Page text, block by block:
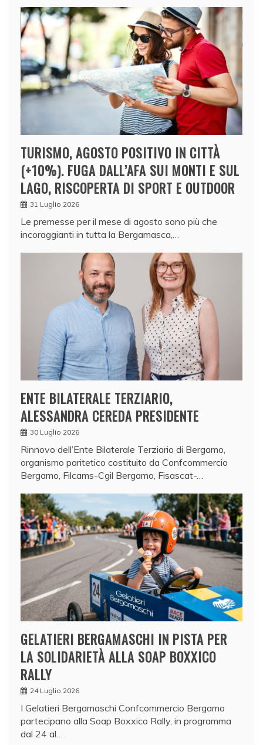
TURISMO, AGOSTO POSITIVO IN CITTÀ
(+10%). FUGA DALL’AFA SUI MONTI E SUL
LAGO, RISCOPERTA DI SPORT E OUTDOOR
31 Luglio 2026
Le premesse per il mese di agosto sono più che
incoraggianti in tutta la Bergamasca,…
ENTE BILATERALE TERZIARIO,
ALESSANDRA CEREDA PRESIDENTE
30 Luglio 2026
Rinnovo dell’Ente Bilaterale Terziario di Bergamo,
organismo paritetico costituito da Confcommercio
Bergamo, Filcams-Cgil Bergamo, Fisascat-…
GELATIERI BERGAMASCHI IN PISTA PER
LA SOLIDARIETÀ ALLA SOAP BOXXICO
RALLY
24 Luglio 2026
I Gelatieri Bergamaschi Confcommercio Bergamo
partecipano alla Soap Boxxico Rally, in programma
dal 24 al…